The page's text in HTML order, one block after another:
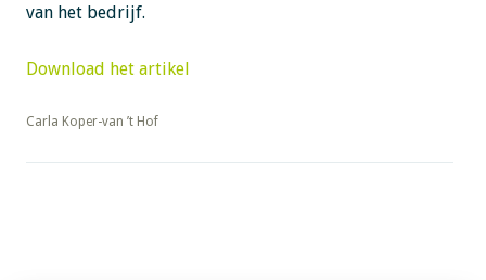
van het bedrijf.
Download het artikel
​​​​​​​Carla Koper-van ’t Hof